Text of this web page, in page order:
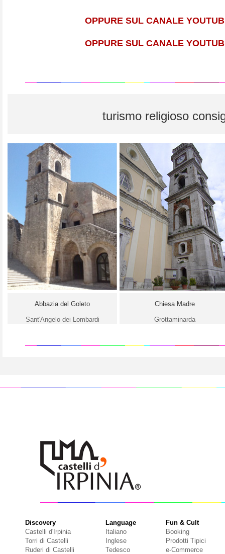
OPPURE SUL CANALE
OPPURE SUL CANALE
turismo religioso
Abbazia del Goleto
Sant'Angelo dei Lombardi
Chiesa Madre
Grottaminarda
Discovery
Castelli d'Irpinia
Torri di Castelli
Ruderi di Castelli
Language
Italiano
Inglese
Tedesco
Fun & Cult
Booking
Prodotti Tipici
e-Commerce